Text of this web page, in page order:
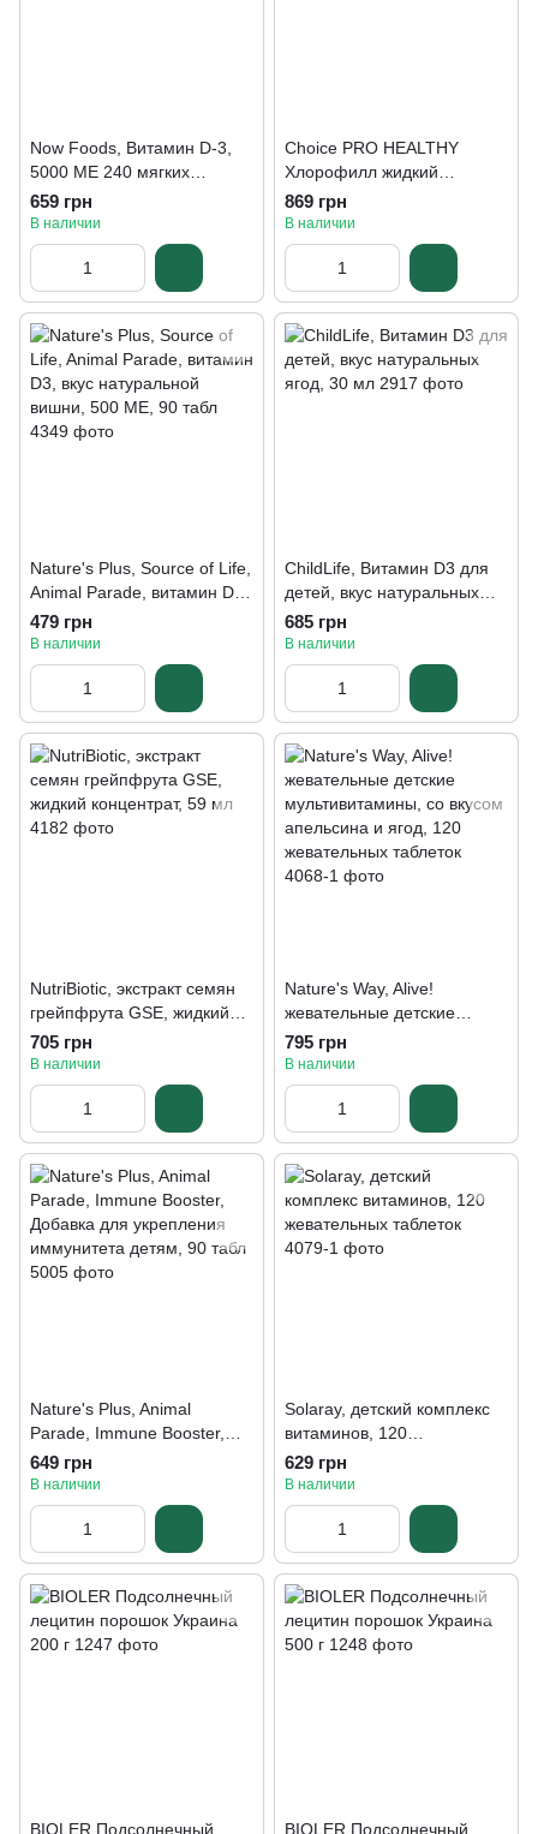
Now Foods, Витамин D-3,
5000 МЕ 240 мягких
таблеток
659 грн
В наличии
Choice PRO HEALTHY
Хлорофилл жидкий
концентрированный 50 мл
869 грн
В наличии
Nature's Plus, Source of Life,
Animal Parade, витамин D3,
вкус натуральной вишни,
500 МЕ, 90 табл
479 грн
В наличии
ChildLife, Витамин D3 для
детей, вкус натуральных
ягод, 30 мл
685 грн
В наличии
NutriBiotic, экстракт семян
грейпфрута GSE, жидкий
концентрат, 59 мл
705 грн
В наличии
Nature's Way, Alive!
жевательные детские
мультивитамины, со вкусом
апельсина и ягод, 120
жевательных таблеток
795 грн
В наличии
Nature's Plus, Animal
Parade, Immune Booster,
Добавка для укрепления
иммунитета детям, 90 табл
649 грн
В наличии
Solaray, детский комплекс
витаминов, 120
жевательных таблеток
629 грн
В наличии
BIOLER Подсолнечный
BIOLER Подсолнечный